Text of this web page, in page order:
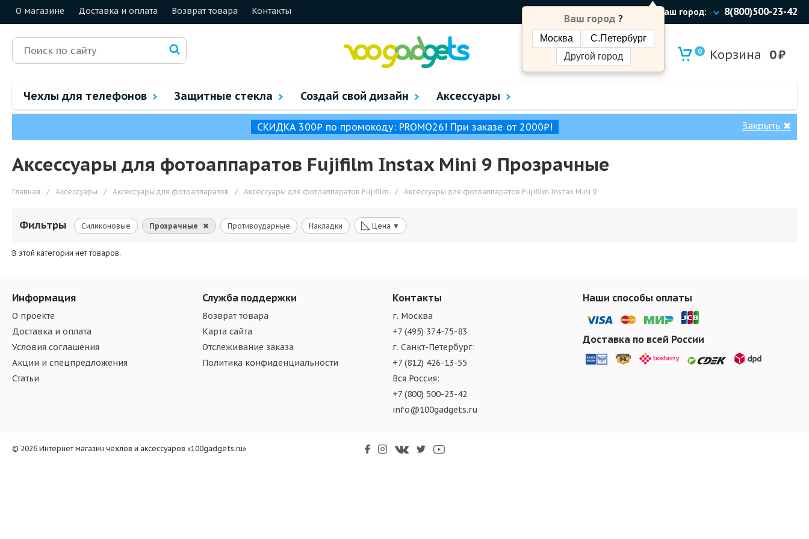
О магазине Доставка и оплата Возврат товара Контакты Ваш город:
Ваш город ?
Москва
С.Петербург
Другой город
8(800)500-23-42
0 Корзина 0₽
Чехлы для телефонов Защитные стекла Создай свой дизайн Аксессуары
СКИДКА 300₽ по промокоду: PROMO26! При заказе от 2000₽! Закрыть ✖
Аксессуары для фотоаппаратов Fujifilm Instax Mini 9 Прозрачные
Главная / Аксессуары / Аксессуары для фотоаппаратов / Аксессуары для фотоаппаратов Fujifilm / Аксессуары для фотоаппаратов Fujifilm Instax Mini 9
Фильтры Силиконовые Прозрачные ✖ Противоударные Накладки ◺ Цена ▼
В этой категории нет товаров.
Информация
О проекте
Доставка и оплата
Условия соглашения
Акции и спецпредложения
Статьи
Служба поддержки
Возврат товара
Карта сайта
Отслеживание заказа
Политика конфиденциальности
Контакты
г. Москва
+7 (495) 374-75-83
г. Санкт-Петербург:
+7 (812) 426-13-55
Вся Россия:
+7 (800) 500-23-42
info@100gadgets.ru
Наши способы оплаты
Доставка по всей России
© 2026 Интернет магазин чехлов и аксессуаров «100gadgets.ru»